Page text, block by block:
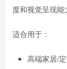
度和视觉呈现能
适合用于：
高端家居/